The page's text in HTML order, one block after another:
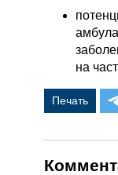
на
Печать